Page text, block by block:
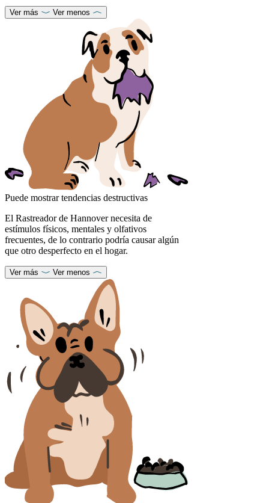
Ver más Ver menos
Puede mostrar tendencias destructivas
El Rastreador de Hannover necesita de
estímulos físicos, mentales y olfativos
frecuentes, de lo contrario podría causar algún
que otro desperfecto en el hogar.
Ver más Ver menos